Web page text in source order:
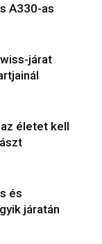
A330-as
járat
életet kell
és
járatán